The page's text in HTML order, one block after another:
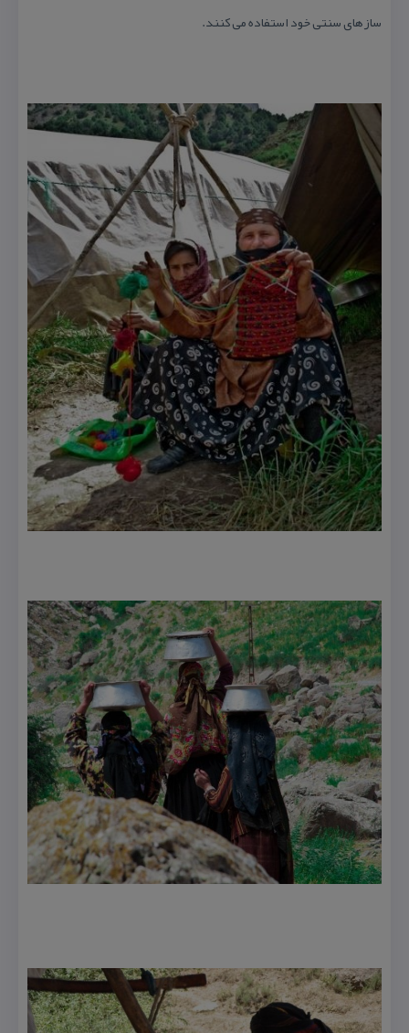
سازهای سنتی خود استفاده می كنند.